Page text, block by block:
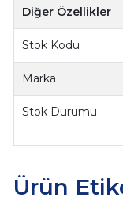
Diğer Özellikler
Stok Kodu
Marka
Stok Durumu
Ürün